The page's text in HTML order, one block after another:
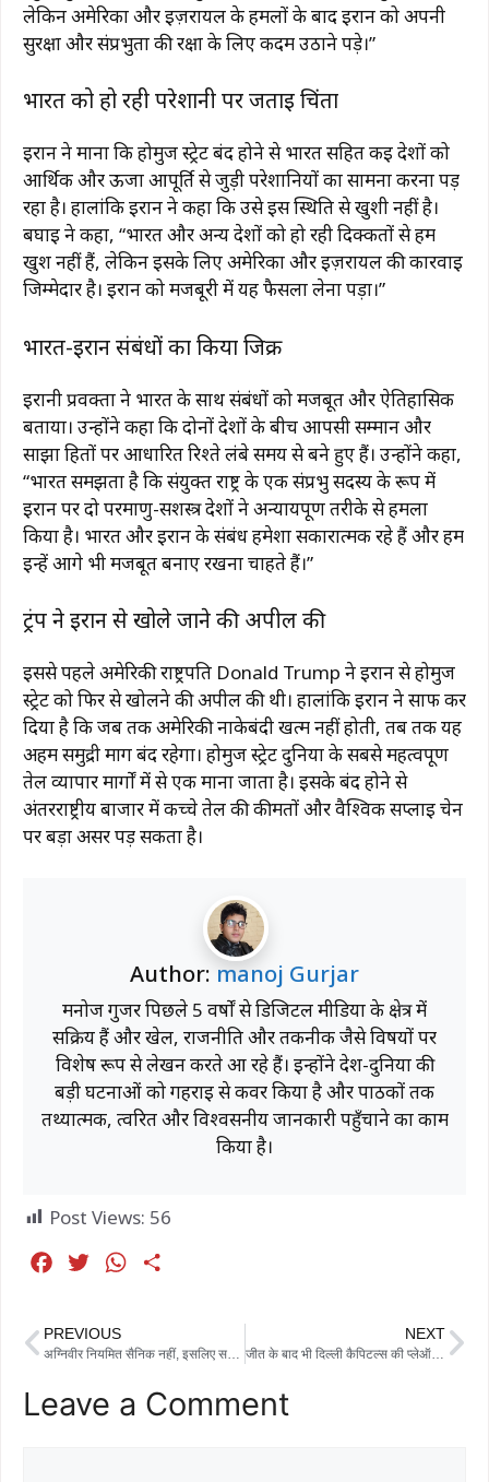
लेकिन अमेरिका और इज़रायल के हमलों के बाद ईरान को अपनी
सुरक्षा और संप्रभुता की रक्षा के लिए कदम उठाने पड़े।”
भारत को हो रही परेशानी पर जताई चिंता
ईरान ने माना कि होर्मुज स्ट्रेट बंद होने से भारत सहित कई देशों को
आर्थिक और ऊर्जा आपूर्ति से जुड़ी परेशानियों का सामना करना पड़
रहा है। हालांकि ईरान ने कहा कि उसे इस स्थिति से खुशी नहीं है।
बघाई ने कहा, “भारत और अन्य देशों को हो रही दिक्कतों से हम
खुश नहीं हैं, लेकिन इसके लिए अमेरिका और इज़रायल की कार्रवाई
जिम्मेदार है। ईरान को मजबूरी में यह फैसला लेना पड़ा।”
भारत-ईरान संबंधों का किया जिक्र
ईरानी प्रवक्ता ने भारत के साथ संबंधों को मजबूत और ऐतिहासिक
बताया। उन्होंने कहा कि दोनों देशों के बीच आपसी सम्मान और
साझा हितों पर आधारित रिश्ते लंबे समय से बने हुए हैं। उन्होंने कहा,
“भारत समझता है कि संयुक्त राष्ट्र के एक संप्रभु सदस्य के रूप में
ईरान पर दो परमाणु-सशस्त्र देशों ने अन्यायपूर्ण तरीके से हमला
किया है। भारत और ईरान के संबंध हमेशा सकारात्मक रहे हैं और हम
इन्हें आगे भी मजबूत बनाए रखना चाहते हैं।”
ट्रंप ने ईरान से खोले जाने की अपील की
इससे पहले अमेरिकी राष्ट्रपति Donald Trump ने ईरान से होर्मुज
स्ट्रेट को फिर से खोलने की अपील की थी। हालांकि ईरान ने साफ कर
दिया है कि जब तक अमेरिकी नाकेबंदी खत्म नहीं होती, तब तक यह
अहम समुद्री मार्ग बंद रहेगा। होर्मुज स्ट्रेट दुनिया के सबसे महत्वपूर्ण
तेल व्यापार मार्गों में से एक माना जाता है। इसके बंद होने से
अंतरराष्ट्रीय बाजार में कच्चे तेल की कीमतों और वैश्विक सप्लाई चेन
पर बड़ा असर पड़ सकता है।
Author: manoj Gurjar
मनोज गुर्जर पिछले 5 वर्षों से डिजिटल मीडिया के क्षेत्र में
सक्रिय हैं और खेल, राजनीति और तकनीक जैसे विषयों पर
विशेष रूप से लेखन करते आ रहे हैं। इन्होंने देश-दुनिया की
बड़ी घटनाओं को गहराई से कवर किया है और पाठकों तक
तथ्यात्मक, त्वरित और विश्वसनीय जानकारी पहुँचाने का काम
किया है।
Post Views: 56
e
o
t
e
W
t
A
r
PREVIOUS
अग्निवीर नियमित सैनिक नहीं, इसलिए समान पेंशन नहीं दे सकते: बॉम्बे हाईकोर्ट में केंद्र सरकार
NEXT
जीत के बाद भी दिल्ली कैपिटल्स की प्लेऑफ उम्मीदें लगभग खत्म, अब दूसरे टीमों के नतीजों पर टिकी नजर
Leave a Comment